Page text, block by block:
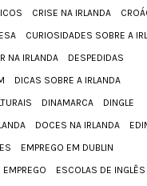
CRISE NA IRLANDA
CURIOSIDADES SOBRE A
NA IRLANDA
DESPEDIDAS
DICAS SOBRE A IRLANDA
DINAMARCA
DINGLE
DOCES NA IRLANDA
EMPREGO EM DUBLIN
EMPREGO
ESCOLAS DE